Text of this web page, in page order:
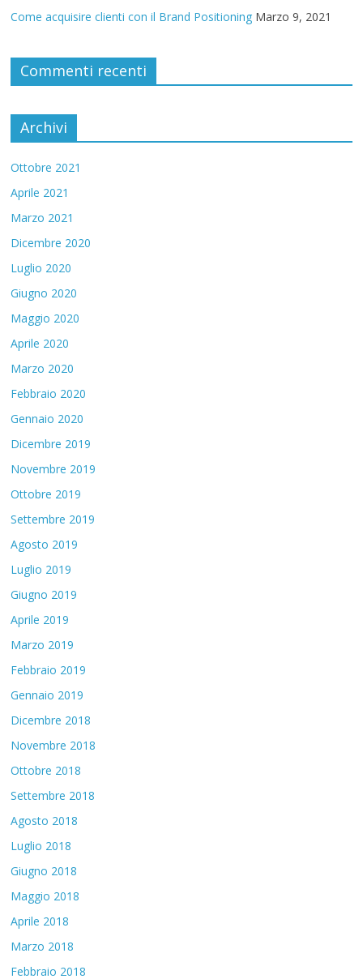
Come acquisire clienti con il Brand Positioning Marzo 9, 2021
Commenti recenti
Archivi
Ottobre 2021
Aprile 2021
Marzo 2021
Dicembre 2020
Luglio 2020
Giugno 2020
Maggio 2020
Aprile 2020
Marzo 2020
Febbraio 2020
Gennaio 2020
Dicembre 2019
Novembre 2019
Ottobre 2019
Settembre 2019
Agosto 2019
Luglio 2019
Giugno 2019
Aprile 2019
Marzo 2019
Febbraio 2019
Gennaio 2019
Dicembre 2018
Novembre 2018
Ottobre 2018
Settembre 2018
Agosto 2018
Luglio 2018
Giugno 2018
Maggio 2018
Aprile 2018
Marzo 2018
Febbraio 2018